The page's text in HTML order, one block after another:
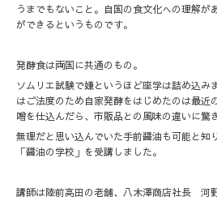
うまでもないこと。自国の食文化への理解が
ができるというものです。
発酵食は両国に共通のもの。
ソムリエ試験で嫌というほど座学は詰め込み
はご法度のため自家発酵をはじめたのは最近
噌を仕込んだら、市販品との風味の違いに驚
無理だと思い込んでいた手前醤油も可能と知
「醤油の学校」を受講しました。
講師は陸前高田の老舗、八木澤商店社長 河